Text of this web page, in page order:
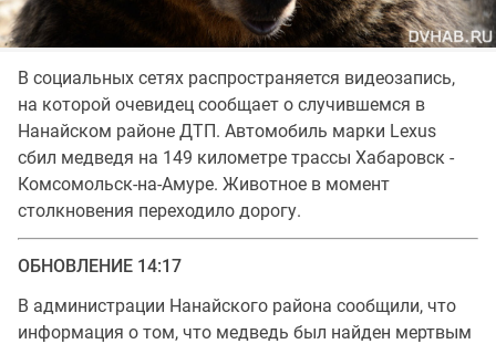
В социальных сетях распространяется видеозапись,
на которой очевидец сообщает о случившемся в
Нанайском районе ДТП. Автомобиль марки Lexus
сбил медведя на 149 километре трассы Хабаровск -
Комсомольск-на-Амуре. Животное в момент
столкновения переходило дорогу.
ОБНОВЛЕНИЕ 14:17
В администрации Нанайского района сообщили, что
информация о том, что медведь был найден мертвым